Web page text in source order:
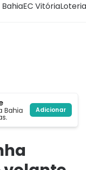
BahiaEC Vitória
Bahia Adicionar